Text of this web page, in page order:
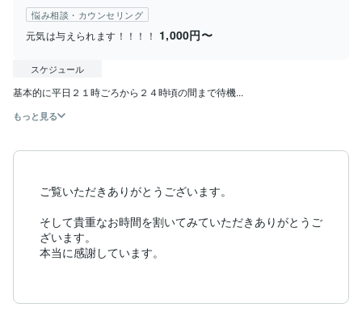
悩み相談・カウンセリング
元気は与えられます！！！！ 1,000円〜
スケジュール
基本的に平日２１時ごろから２４時頃の間まで待機...
もっと見る
ご覧いただきありがとうございます。
そして貴重なお時間を割いてみていただきありがとうご
ざいます。
本当に感謝しています。